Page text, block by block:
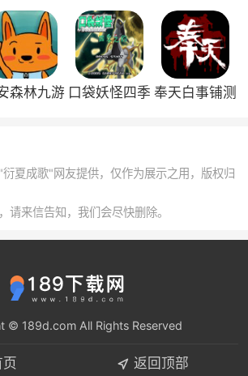
勇往直前
》是一款像素类的动作闯关游戏，类
但是比冒险岛游戏更加有趣好玩，游
单特别容易上手，喜欢的赶快下载体
游大作盟军敢死队，在手游中也加
，无限的资源，让玩家轻松应对各种
锁，和过关提示，都让大家玩起来
不能后退，跪着也要走完自己选的路
版
森林九游 口袋妖怪四季 奉天白事铺测
夏成歌"网友提供，仅作为展示之用，版权归
请来信告知，我们会尽快删除。
© 189d.com All Rights Reserved
页 返回顶部